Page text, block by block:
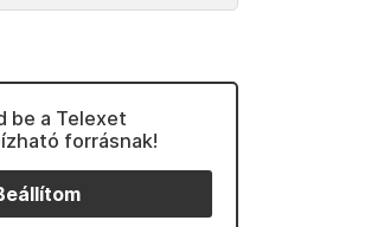
be a Telexet
forrásnak!